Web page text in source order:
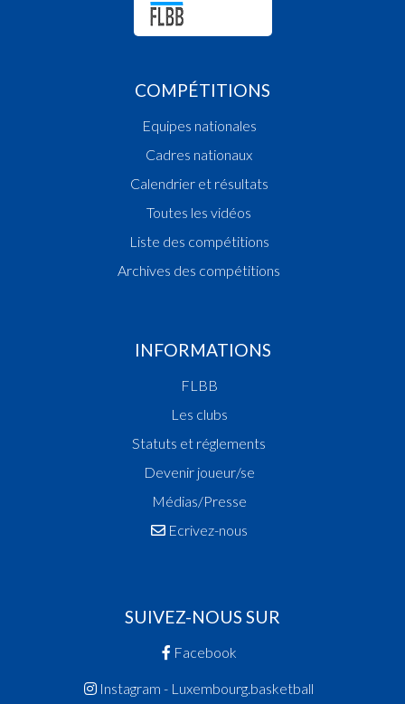
COMPÉTITIONS
Equipes nationales
Cadres nationaux
Calendrier et résultats
Toutes les vidéos
Liste des compétitions
Archives des compétitions
INFORMATIONS
FLBB
Les clubs
Statuts et réglements
Devenir joueur/se
Médias/Presse
Ecrivez-nous
SUIVEZ-NOUS SUR
Facebook
Instagram - Luxembourg.basketball